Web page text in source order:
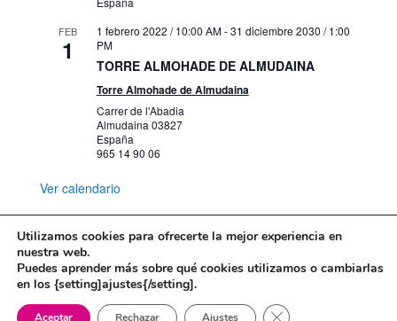
FEB
1
1 febrero 2022 / 10:00 AM-31 diciembre 2030 / 1:00
PM
TORRE ALMOHADE DE ALMUDAINA
Torre Almohade de Almudaina
Carrer de l'Abadia
Almudaina 03827
España
965 14 90 06
Ver calendario
Mapa web
Política de Privacidad
Politica de cookies
Utilizamos cookies para ofrecerte la mejor experiencia en
nuestra web.
Puedes aprender más sobre qué cookies utilizamos o cambiarlas
en los {setting]ajustes{/setting].
Aceptar Rechazar Ajustes Cerrar el banner de